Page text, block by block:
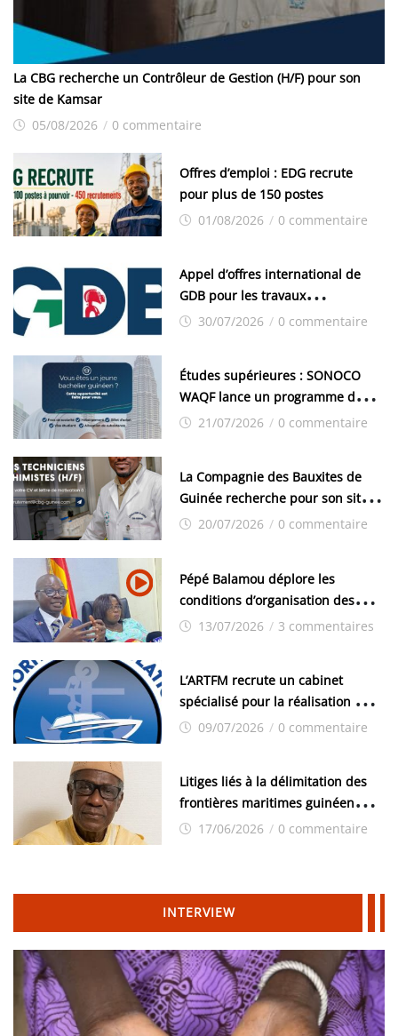
La CBG recherche un Contrôleur de Gestion (H/F) pour son
site de Kamsar
05/08/2026 / 0 commentaire
Offres d’emploi : EDG recrute
pour plus de 150 postes
01/08/2026 / 0 commentaire
Appel d’offres international de
GDB pour les travaux
d’aménagement de la zone
30/07/2026 / 0 commentaire
Études supérieures : SONOCO
WAQF lance un programme de
bourses pour la Malaisie
21/07/2026 / 0 commentaire
La Compagnie des Bauxites de
Guinée recherche pour son site
de Kamsar des techniciens
20/07/2026 / 0 commentaire
Pépé Balamou déplore les
conditions d’organisation des
examens nationaux : « Si ce sont
13/07/2026 / 3 commentaires
L’ARTFM recrute un cabinet
spécialisé pour la réalisation des
études techniques
09/07/2026 / 0 commentaire
Litiges liés à la délimitation des
frontières maritimes guinéennes:
Idrissa Chérif écrit au ministre
17/06/2026 / 0 commentaire
INTERVIEW